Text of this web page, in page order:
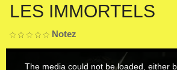
LES IMMORTELS
Notez